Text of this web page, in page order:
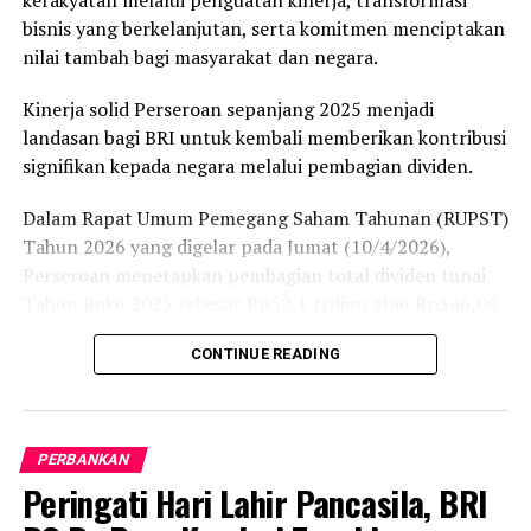
Laporan : Rus
Kontribusi Nyata untuk
Ekonomi Kerakyatan, BRI
Sepanjang Sejarah di Bawah
Supervisi Danantara
July 7, 2026
Indosat Ooredoo Hutchison
Bagi Deviden Rp 2,7 Triliun
In "Provider"
Langkah Tepat Utang Proyek
Bandung Tidak Dibebankan
In "KEUANGAN"
RELATED TOPICS:
bisnis yang berkelanjutan, serta komitmen menciptakan
nilai tambah bagi masyarakat dan negara.
Kinerja solid Perseroan sepanjang 2025 menjadi
landasan bagi BRI untuk kembali memberikan kontribusi
signifikan kepada negara melalui pembagian dividen.
Dalam Rapat Umum Pemegang Saham Tahunan (RUPST)
Tahun 2026 yang digelar pada Jumat (10/4/2026),
Perseroan menetapkan pembagian total dividen tunai
per saham.
Pembagian dividen ini mengacu pada kinerja keuangan
laba tahun berjalan konsolidasian perseroan untuk
tahun buku yang berakhir pada tanggal 31 Desember
2025 sebesar Rp57,132 triliun, dengan total laba yang
dapat diatribusikan kepada pemilik entitas induk sebesar
Rp56,65 triliun.
CONTINUE READING
PERBANKAN
Peringati Hari Lahir Pancasila, BRI